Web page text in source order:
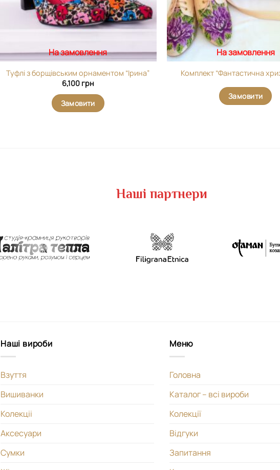
На замовлення
Туфлі з борщівським орнаментом “Ірина”
6,100 грн
Замовити
На замовлення
Комплект “Фантастична
Замовити
Наші партнери
Наші вироби
Взуття
Вишиванки
Колекціі
Аксесуари
Сумки
Меню
Головна
Каталог – всі вироби
Колекції
Відгуки
Запитання